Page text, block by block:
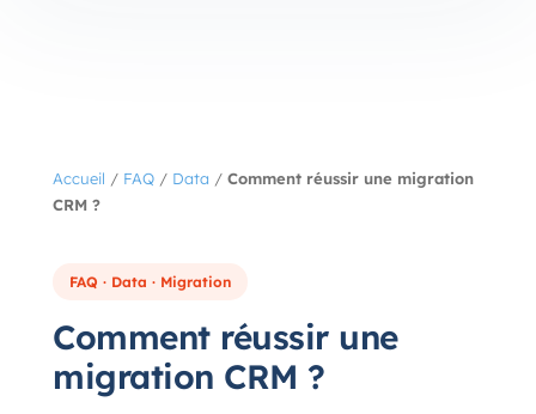
Accueil / FAQ / Data / Comment réussir une migration
CRM ?
FAQ · Data · Migration
Comment réussir une
migration CRM ?